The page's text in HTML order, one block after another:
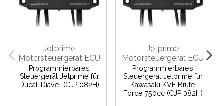
Jetprime
Motorsteuergerät ECU
Programmierbares
Steuergerät Jetprime für
Ducati Diavel (CJP 082H)
Jetprime
Motorsteuergerät ECU
Programmierbares
Steuergerät Jetprime für
Kawasaki KVF Brute
Force 750cc (CJP 082H)